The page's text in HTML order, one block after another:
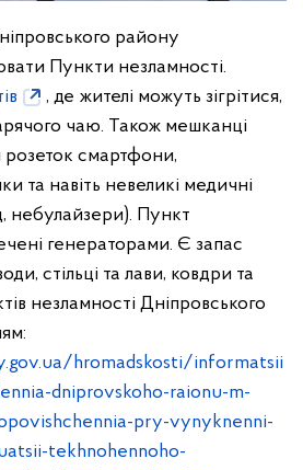
району
Пункти незламності.
, де жителі можуть зігрітися,
чаю. Також мешканці
розеток смартфони,
та навіть невеликі медичні
небулайзери). Пункт
генераторами. Є запас
стільці та лави, ковдри та
незламності Дніпровського
hromadskosti/informatsii
dniprovskoho-raionu-m-
pry-vynyknenni-
tekhnohennoho-